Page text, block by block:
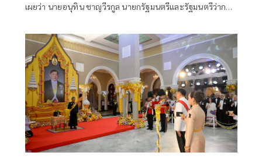
เผยว่า นายอนุทิน ชาญวีรกูล นายกรัฐมนตรีและรัฐมนตรีว่าการ
INTANIA Forum: SURVIVING UNDER THE NEW WORLD
ORDER ฝ่าวิกฤติ รับมือระเบียบโลกใหม่